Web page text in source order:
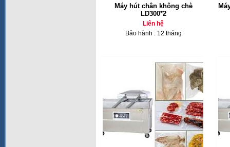
Máy hút chân không chè
LD300*2
Liên hệ
Bảo hành : 12 tháng